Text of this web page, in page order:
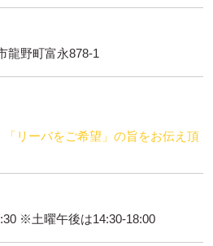
龍野町富永878-1
リーバをご希望」の旨をお伝え頂
※土曜午後は14:30-18:00